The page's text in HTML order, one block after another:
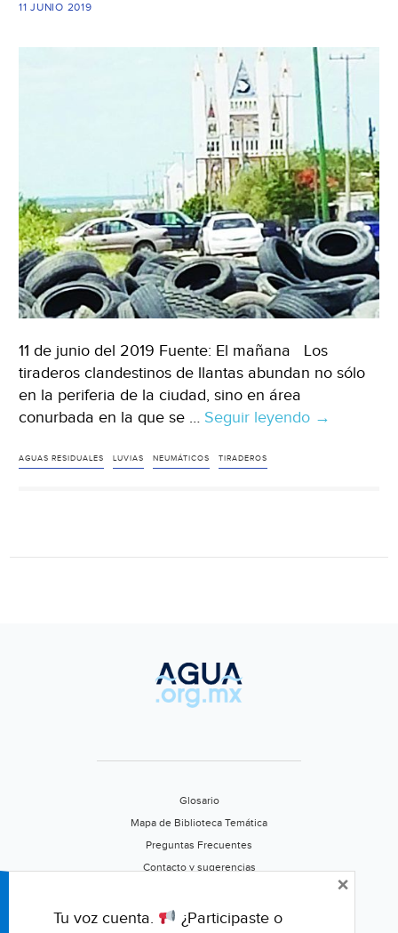
11 JUNIO 2019
11 de junio del 2019 Fuente: El mañana Los
tiraderos clandestinos de llantas abundan no sólo
en la periferia de la ciudad, sino en área
conurbada en la que se … Seguir leyendo Tamaulipas:
→
AGUAS RESIDUALES LUVIAS NEUMÁTICOS TIRADEROS
Glosario
Mapa de Biblioteca Temática
Preguntas Frecuentes
Contacto y sugerencias
Califica este portal
Tu voz cuenta.
¿Participaste o
×